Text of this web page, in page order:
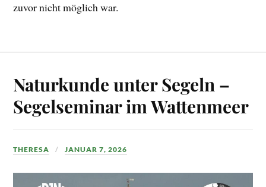
zuvor nicht möglich war.
Naturkunde unter Segeln –
Segelseminar im Wattenmeer
THERESA JANUAR 7, 2026